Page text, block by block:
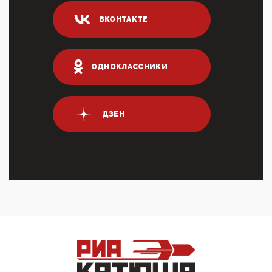
ИНН для переводов по СБП это первый шаг из
логических двухЗаполнение ИНН при любых
переводах по ...
03:35, 10 Апреля 2026
Суммарное вознаграждение менеджменту в 15
крупных банках по итогам 2025 года превысило 63
млрд руб. ...
03:01, 10 Апреля 2026
Террорист и убийца Буданов вальяжно сообщил,
что союзники просили Киев не наносить удары по
энергети...
Госуслугах уме...
12:01, 10 Апреля 2026
ВКОНТАКТЕ
ОДНОКЛАССНИКИ
ДЗЕН